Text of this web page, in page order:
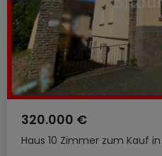
Haus 10 Zimmer zum Kauf in
320.000 €